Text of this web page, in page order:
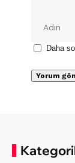
Daha